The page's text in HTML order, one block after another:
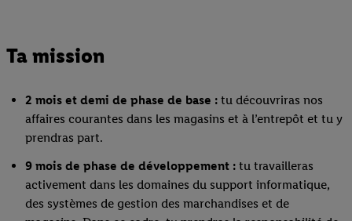
Ta mission
2 mois et demi de phase de base : tu découvriras nos
affaires courantes dans les magasins et à l’entrepôt et tu y
prendras part.
9 mois de phase de développement : tu travailleras
activement dans les domaines du support informatique,
des systèmes de gestion des marchandises et de